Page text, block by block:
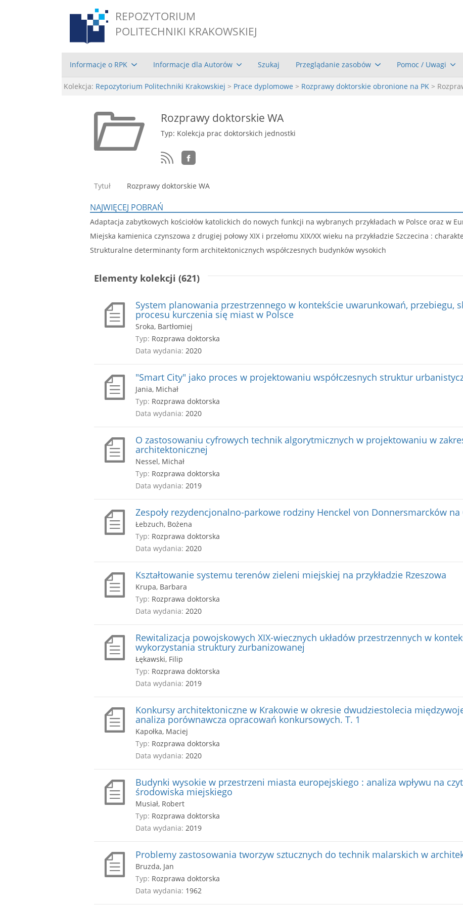
REPOZYTORIUM
POLITECHNIKI KRAKOWSKIEJ
Informacje o RPK Informacje dla Autorów Szukaj Przeglądanie zasobów Pomoc / Uwagi
Kolekcja: Repozytorium Politechniki Krakowskiej > Prace dyplomowe > Rozprawy doktorskie obronione na PK >
Rozprawy doktorskie WA
Typ: Kolekcja prac doktorskich jednostki
Tytuł Rozprawy doktorskie WA
NAJWIĘCEJ POBRAŃ
Adaptacja zabytkowych kościołów katolickich do nowych funkcji na wybranych przykładach w Polsce oraz w
Strukturalne determinanty form architektonicznych współczesnych budynków wysokich
Elementy kolekcji (621)
System planowania przestrzennego w kontekście uwarunkowań, przebiegu,
procesu kurczenia się miast w Polsce
Sroka, Bartłomiej
Typ: Rozprawa doktorska
Data wydania: 2020
"Smart City" jako proces w projektowaniu współczesnych struktur
Jania, Michał
Typ: Rozprawa doktorska
Data wydania: 2020
O zastosowaniu cyfrowych technik algorytmicznych w projektowaniu w
architektonicznej
Nessel, Michał
Typ: Rozprawa doktorska
Data wydania: 2019
Zespoły rezydencjonalno-parkowe rodziny Henckel von Donnersmarcków na
Łebzuch, Bożena
Typ: Rozprawa doktorska
Data wydania: 2020
Kształtowanie systemu terenów zieleni miejskiej na przykładzie Rzeszowa
Krupa, Barbara
Typ: Rozprawa doktorska
Data wydania: 2020
Rewitalizacja powojskowych XIX-wiecznych układów przestrzennych w
wykorzystania struktury zurbanizowanej
Łękawski, Filip
Typ: Rozprawa doktorska
Data wydania: 2019
Konkursy architektoniczne w Krakowie w okresie dwudziestolecia
analiza porównawcza opracowań konkursowych. T. 1
Kapołka, Maciej
Typ: Rozprawa doktorska
Data wydania: 2020
Budynki wysokie w przestrzeni miasta europejskiego : analiza wpływu na
środowiska miejskiego
Musiał, Robert
Typ: Rozprawa doktorska
Data wydania: 2019
Problemy zastosowania tworzyw sztucznych do technik malarskich w
Bruzda, Jan
Typ: Rozprawa doktorska
Data wydania: 1962